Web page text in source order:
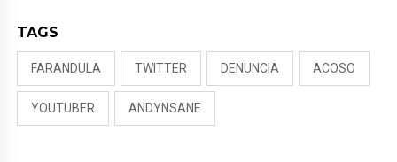
TAGS
FARANDULA TWITTER DENUNCIA ACOSO
YOUTUBER ANDYNSANE